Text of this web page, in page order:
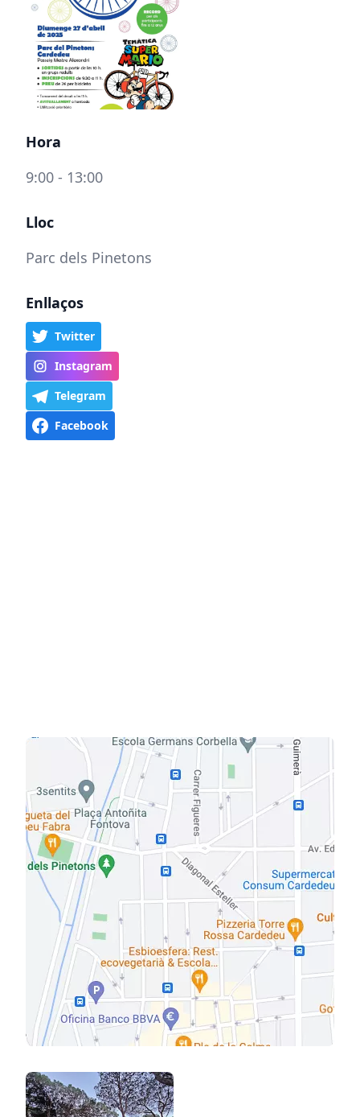
Hora
9:00 - 13:00
Lloc
Parc dels Pinetons
Enllaços
Twitter
Instagram
Telegram
Facebook